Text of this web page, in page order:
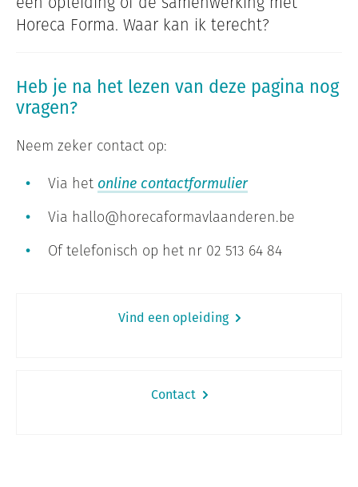
Horeca Forma. Waar kan ik terecht?
Heb je na het lezen van deze pagina nog
vragen?
Neem zeker contact op:
Via het online contactformulier
Via hallo@horecaformavlaanderen.be
Of telefonisch op het nr 02 513 64 84
Vind een opleiding
Contact